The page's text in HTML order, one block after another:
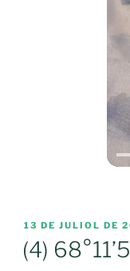
PUBLICAT
A
13 DE JULIOL DE
(4)